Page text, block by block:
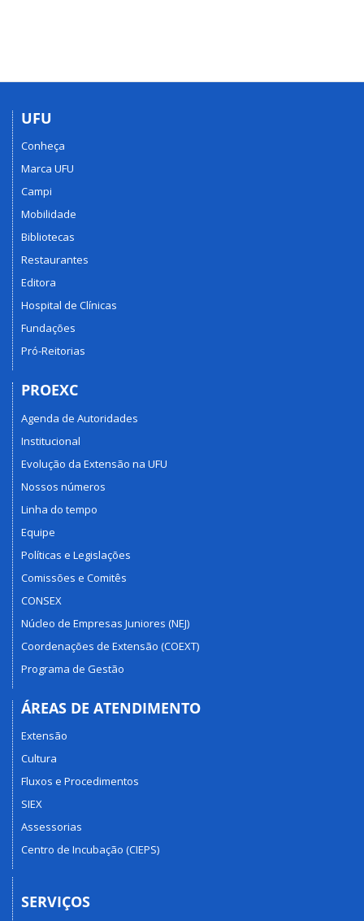
UFU
Conheça
Marca UFU
Campi
Mobilidade
Bibliotecas
Restaurantes
Editora
Hospital de Clínicas
Fundações
Pró-Reitorias
PROEXC
Agenda de Autoridades
Institucional
Evolução da Extensão na UFU
Nossos números
Linha do tempo
Equipe
Políticas e Legislações
Comissões e Comitês
CONSEX
Núcleo de Empresas Juniores (NEJ)
Coordenações de Extensão (COEXT)
Programa de Gestão
ÁREAS DE ATENDIMENTO
Extensão
Cultura
Fluxos e Procedimentos
SIEX
Assessorias
Centro de Incubação (CIEPS)
SERVIÇOS